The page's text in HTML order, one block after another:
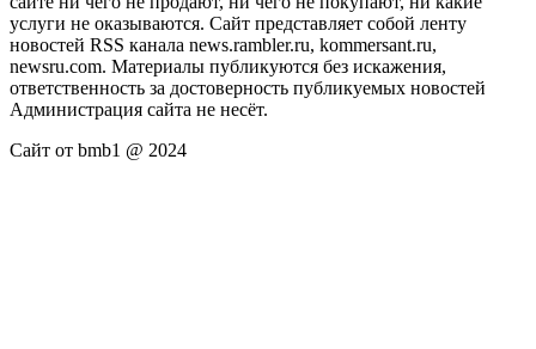
услуги не оказываются. Сайт представляет собой ленту
новостей RSS канала news.rambler.ru, kommersant.ru,
newsru.com. Материалы публикуются без искажения,
ответственность за достоверность публикуемых новостей
Администрация сайта не несёт.
Сайт от bmb1 @ 2024